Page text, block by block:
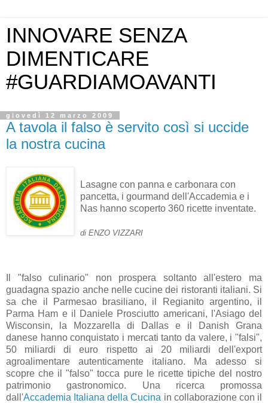
INNOVARE SENZA
DIMENTICARE
#GUARDIAMOAVANTI
giovedì 12 marzo 2009
A tavola il falso è servito così si uccide
la nostra cucina
Lasagne con panna e carbonara con
pancetta, i gourmand dell'Accademia e i
Nas hanno scoperto 360 ricette inventate.
di ENZO VIZZARI
Il "falso culinario" non prospera soltanto all'estero ma
guadagna spazio anche nelle cucine dei ristoranti italiani. Si
sa che il Parmesao brasiliano, il Regianito argentino, il
Parma Ham e il Daniele Prosciutto americani, l'Asiago del
Wisconsin, la Mozzarella di Dallas e il Danish Grana
danese hanno conquistato i mercati tanto da valere, i "falsi",
50 miliardi di euro rispetto ai 20 miliardi dell'export
agroalimentare autenticamente italiano. Ma adesso si
scopre che il "falso" tocca pure le ricette tipiche del nostro
patrimonio gastronomico. Una ricerca promossa
dall'Accademia Italiana della Cucina in collaborazione con il